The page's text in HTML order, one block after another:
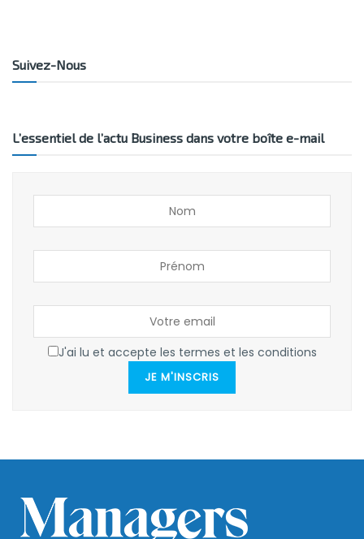
Suivez-Nous
L’essentiel de l’actu Business dans votre boîte e-mail
J'ai lu et accepte les termes et les conditions
JE M'INSCRIS